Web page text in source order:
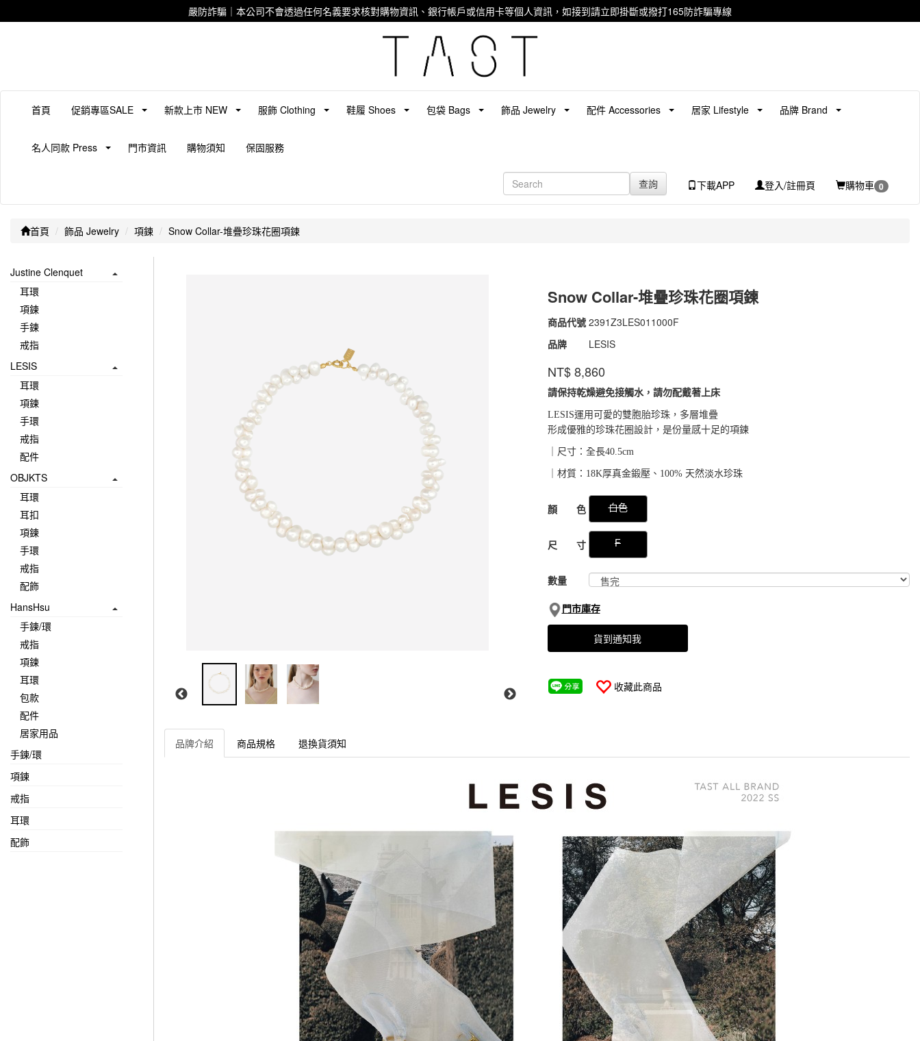
嚴防詐騙｜本公司不會透過任何名義要求核對購物資訊、銀行帳戶或信用卡等個人資訊，如接到請立即掛斷或撥打165防詐騙專線
首頁 促銷專區SALE 新款上市 NEW 服飾 Clothing 鞋履 Shoes 包袋 Bags 飾品 Jewelry 配件 Accessories 居家 Lifestyle 品牌 Brand
名人同款 Press 門市資訊 購物須知 保固服務
下載APP 登入/註冊頁 購物車 0
查詢
首頁 飾品 Jewelry 項鍊 Snow Collar-堆疊珍珠花圈項鍊
Justine Clenquet
耳環
項鍊
手鍊
戒指
LESIS
耳環
項鍊
手環
戒指
配件
OBJKTS
耳環
耳扣
項鍊
手環
戒指
配飾
HansHsu
手鍊/環
戒指
項鍊
耳環
包款
配件
居家用品
手鍊/環
項鍊
戒指
耳環
配飾
Snow Collar-堆疊珍珠花圈項鍊
商品代號 2391Z3LES011000F
2391Z3LES011000F
品牌
LESIS
NT$8,860
請保持乾燥避免接觸水，請勿配戴著上床
LESIS運用可愛的雙胞胎珍珠，多層堆疊
形成優雅的珍珠花圈設計，是份量感十足的項鍊
｜尺寸：全長40.5cm
｜材質：18K厚真金鍛壓、100% 天然淡水珍珠
GOODS000000000000033674404
顏 色 白色
尺 寸 F
數量
門市庫存
貨到通知我
收藏此商品
品牌介紹 商品規格 退換貨須知